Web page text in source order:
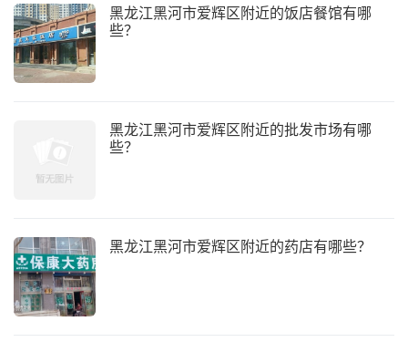
黑龙江黑河市爱辉区附近的饭店餐馆有哪
些？
黑龙江黑河市爱辉区附近的批发市场有哪
些？
黑龙江黑河市爱辉区附近的药店有哪些？